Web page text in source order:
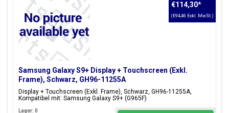
Samsung Galaxy S9+ Display + Touchscreen (Exkl.
Frame), Schwarz, GH96-11255A
Display + Touchscreen (Exkl. Frame), Schwarz, GH96-11255A,
Kompatibel mit: Samsung Galaxy S9+ (G965F)
€114,30*
(€94,46 Exkl. MwSt.)
Lager: 0